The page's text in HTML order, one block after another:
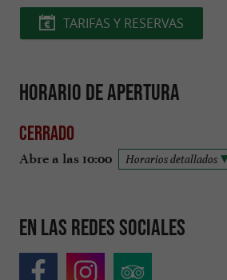
TARIFAS Y RESERVAS
Horario de apertura
Cerrado
Abre a las 10:00 Horarios detallados
En las redes sociales